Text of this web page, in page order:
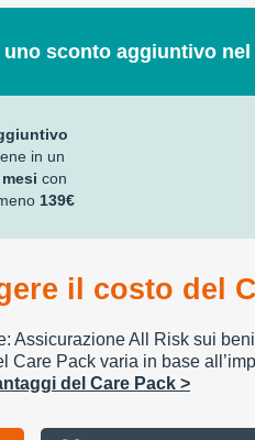
sconto aggiuntivo
in un
con
139€
il costo del
Assicurazione All Risk sui
Care Pack varia in base
del Care Pack >